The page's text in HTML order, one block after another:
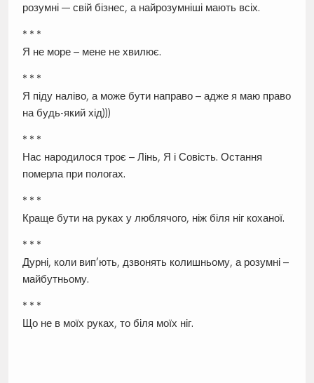
розумні — свій бізнес, а найрозумніші мають всіх.
* * *
Я не море – мене не хвилює.
* * *
Я піду наліво, а може бути направо – адже я маю право
на будь-який хід)))
* * *
Нас народилося троє – Лінь, Я і Совість. Остання
померла при пологах.
* * *
Краще бути на руках у люблячого, ніж біля ніг коханої.
* * *
Дурні, коли вип’ють, дзвонять колишньому, а розумні –
майбутньому.
* * *
Що не в моїх руках, то біля моїх ніг.